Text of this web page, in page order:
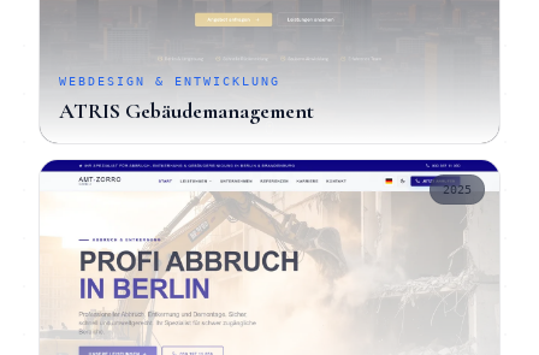
WEBDESIGN & ENTWICKLUNG
ATRIS Gebäudemanagement
2025